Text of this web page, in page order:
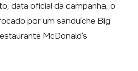
data oficial da campanha, o
por um sanduíche Big
McDonald’s